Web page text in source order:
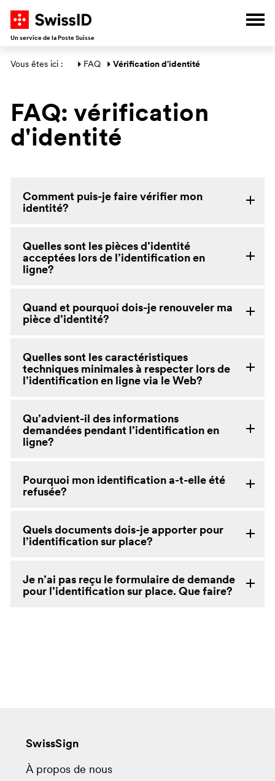
Un service de la Poste Suisse
Section générale
Vous êtes ici : FAQ Vérification d'identité
FAQ: vérification
d'identité
Comment puis-je faire vérifier mon
identité?
Quelles sont les pièces d’identité
acceptées lors de l’identification en
ligne?
Quand et pourquoi dois-je renouveler ma
pièce d’identité?
Quelles sont les caractéristiques
techniques minimales à respecter lors de
l’identification en ligne via le Web?
Qu’advient-il des informations
demandées pendant l’identification en
ligne?
Pourquoi mon identification a-t-elle été
refusée?
Quels documents dois-je apporter pour
l’identification sur place?
Je n’ai pas reçu le formulaire de demande
pour l’identification sur place. Que faire?
SwissSign
À propos de nous